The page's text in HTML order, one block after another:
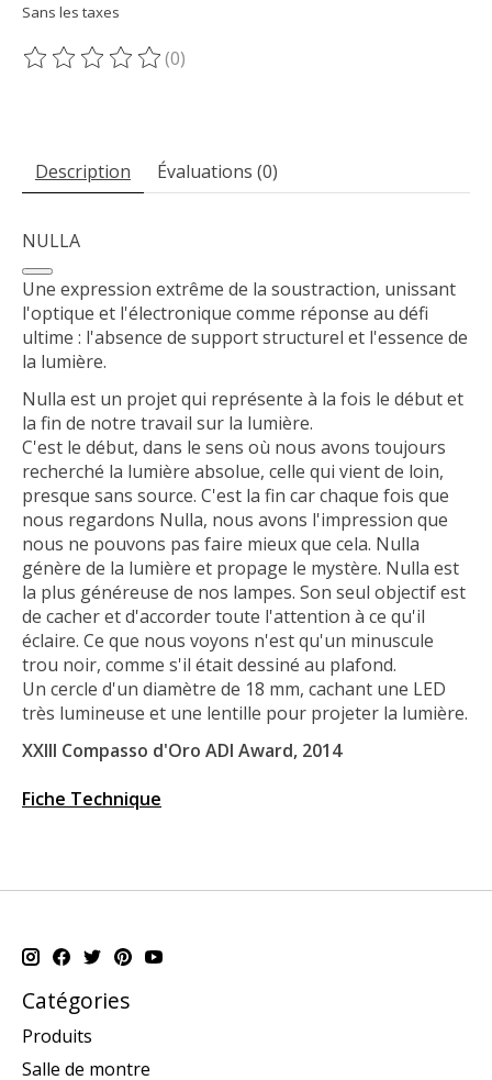
Sans les taxes
Ce produit est évalué à
(0)
Description Évaluations (0)
NULLA
Une expression extrême de la soustraction, unissant
l'optique et l'électronique comme réponse au défi
ultime : l'absence de support structurel et l'essence de
la lumière.
Nulla est un projet qui représente à la fois le début et
la fin de notre travail sur la lumière.
C'est le début, dans le sens où nous avons toujours
recherché la lumière absolue, celle qui vient de loin,
presque sans source. C'est la fin car chaque fois que
nous regardons Nulla, nous avons l'impression que
nous ne pouvons pas faire mieux que cela. Nulla
génère de la lumière et propage le mystère. Nulla est
la plus généreuse de nos lampes. Son seul objectif est
de cacher et d'accorder toute l'attention à ce qu'il
éclaire. Ce que nous voyons n'est qu'un minuscule
trou noir, comme s'il était dessiné au plafond.
Un cercle d'un diamètre de 18 mm, cachant une LED
très lumineuse et une lentille pour projeter la lumière.
XXIII Compasso d'Oro ADI Award, 2014
Fiche Technique
Catégories
Produits
Salle de montre